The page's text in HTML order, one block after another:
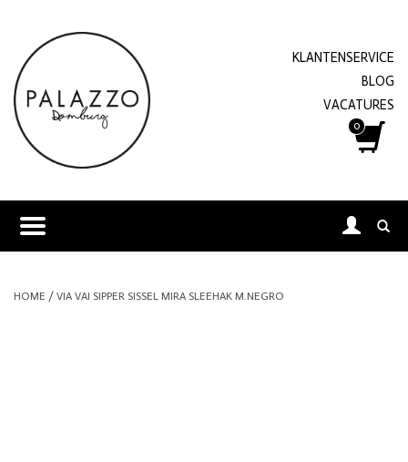
KLANTENSERVICE
BLOG
VACATURES
0
HOME / VIA VAI SIPPER SISSEL MIRA SLEEHAK M.NEGRO